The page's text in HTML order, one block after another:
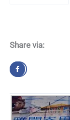
Share via: